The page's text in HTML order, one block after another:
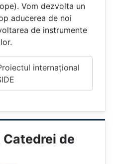
Vom dezvolta un
aducerea de noi
de instrumente
internațional
de